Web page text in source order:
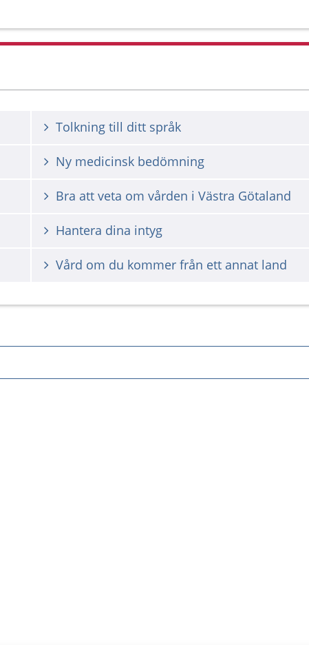
Tolkning till ditt språk
Ny medicinsk bedömning
Bra att veta om vården i Västra Götaland
Hantera dina intyg
Vård om du kommer från ett annat land